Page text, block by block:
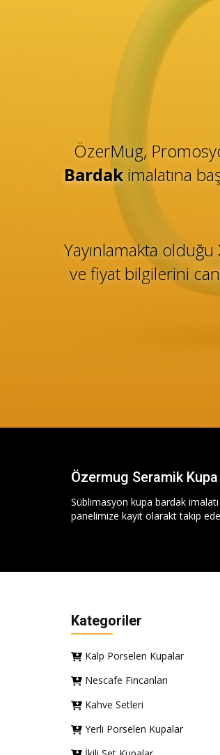
ÖzerMug,
Bardakimalatına
Yayınlamakta
ve fiyat bilgilerini
Özermug Seramik Kupa
Süblimasyon kupa bardak
panelimize kayıt olarakt takip
Kategoriler
Kalp Porselen Kupalar
Nescafe Fincanları
Kahve Setleri
Yerli Porselen Kupalar